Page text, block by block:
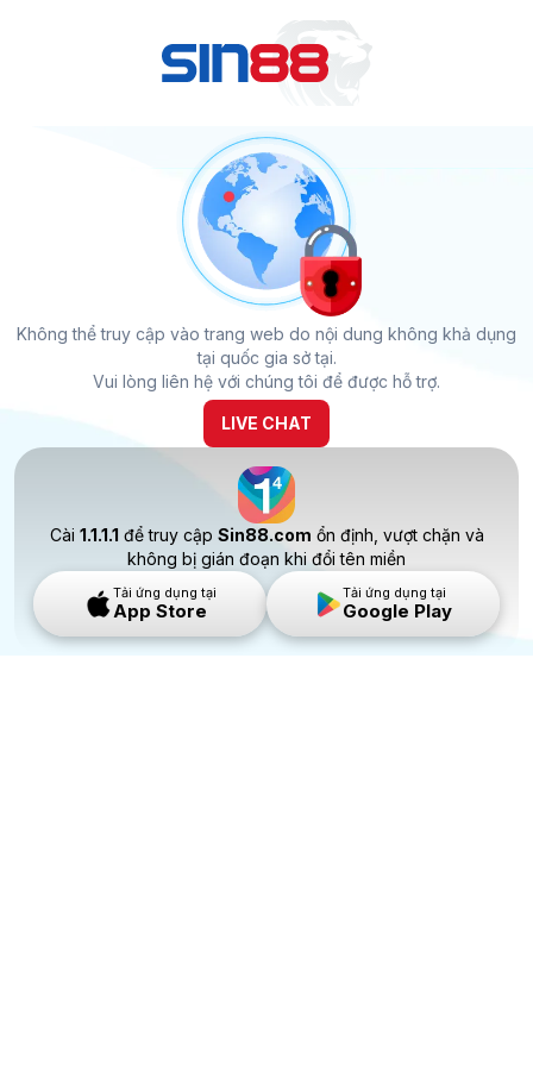
Không thể truy cập vào trang web do nội dung không khả dụng
tại quốc gia sở tại.
Vui lòng liên hệ với chúng tôi để được hỗ trợ.
LIVE CHAT
Cài 1.1.1.1 để truy cập Sin88.com ổn định, vượt chặn và
không bị gián đoạn khi đổi tên miền
Tải ứng dụng tại
App Store
Tải ứng dụng tại
Google Play